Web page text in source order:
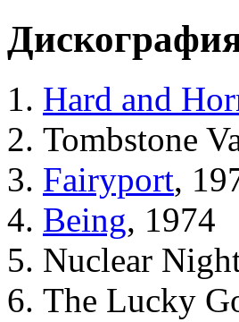
Hard and
Tombstone
Fairyport,
Being, 1974
Nuclear
The Lucky